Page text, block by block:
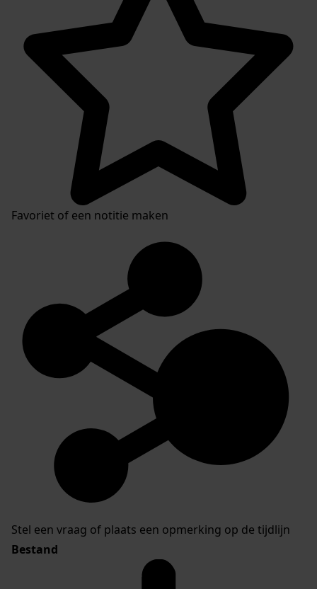
Favoriet of een notitie maken
Stel een vraag of plaats een opmerking op de tijdlijn
Bestand